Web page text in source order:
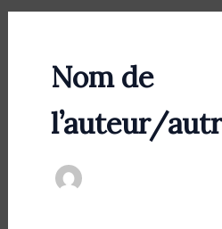
Nom de
l’auteur/